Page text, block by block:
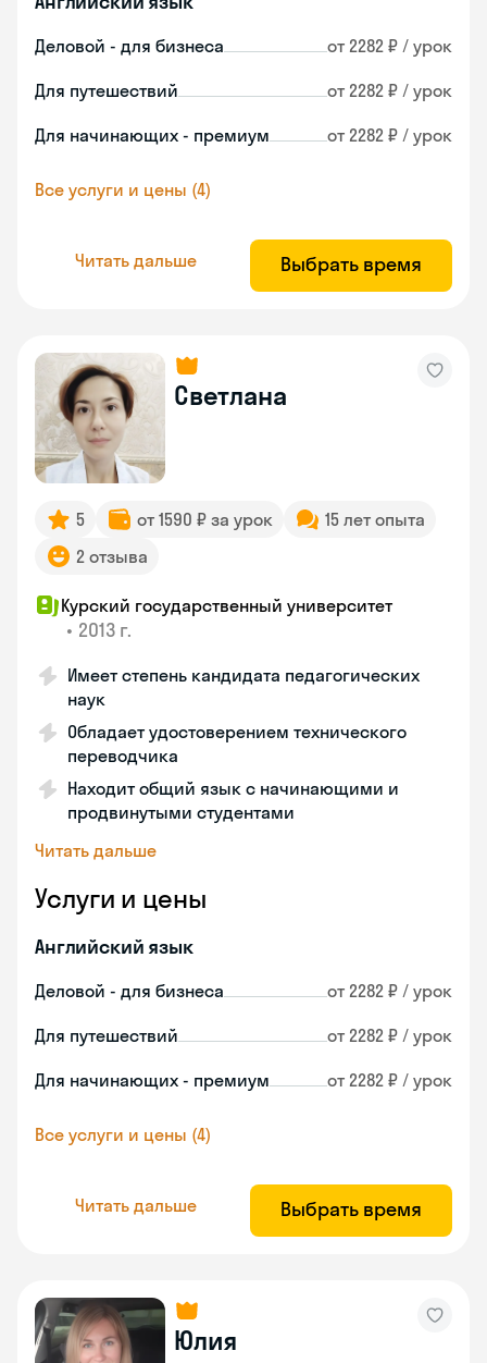
Деловой - для бизнеса от 2282 ₽ / урок
Для путешествий от 2282 ₽ / урок
Для начинающих - премиум от 2282 ₽ / урок
Все услуги и цены (4)
Читать дальше Выбрать время
Светлана
5 от 1590 ₽ за урок
15 лет опыта
2 отзыва
Курский государственный университет
• 2013 г.
Имеет степень кандидата педагогических
наук
Обладает удостоверением технического
переводчика
Находит общий язык с начинающими и
продвинутыми студентами
Читать дальше
Услуги и цены
Английский язык
Деловой - для бизнеса от 2282 ₽ / урок
Для путешествий от 2282 ₽ / урок
Для начинающих - премиум от 2282 ₽ / урок
Все услуги и цены (4)
Читать дальше Выбрать время
Юлия